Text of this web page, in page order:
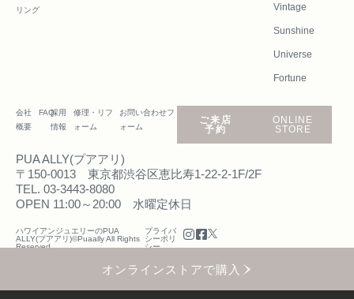
オンラインストアで購入
リング Vintage
Sunshine
Universe
Fortune
会社
概要
FAQ採用
情報
修理・リフ
ォーム
お問い合わせフ
ォーム
ご来店
予約
ONLINE
STORE
PUA ALLY(プアアリ)
〒150-0013 東京都渋谷区恵比寿1-22-2-1F/2F
TEL. 03-3443-8080
OPEN 11:00～20:00 水曜定休日
ハワイアンジュエリーのPUA
ALLY(プアアリ)©Puaally All Rights
Reserved.
プライバ
シーポリ
シー